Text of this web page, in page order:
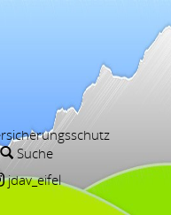
Suche
jdav_eifel